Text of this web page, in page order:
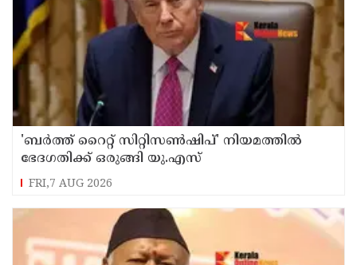
'ബർത്ത് റൈറ്റ് സിറ്റിസൺഷിപ്' നിയമത്തിൽ
ഭേദഗതിക്ക് ഒരുങ്ങി യു.എസ്
FRI,7 AUG 2026